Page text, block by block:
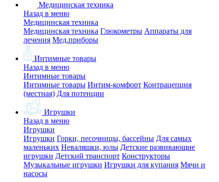
Медицинская техника
Назад в меню
Медицинская техника
Медицинская техника Глюкометры Аппараты для
лечения Мед.приборы
Интимные товары
Назад в меню
Интимные товары
Интимные товары Интим-комфорт Контрацепция
(местная) Для потенции
Игрушки
Назад в меню
Игрушки
Игрушки Горки, песочницы, бассейны Для самых
маленьких Неваляшки, юлы Детские развивающие
игрушки Детский транспорт Конструкторы
Музыкальные игрушки Игрушки для купания Мячи и
насосы